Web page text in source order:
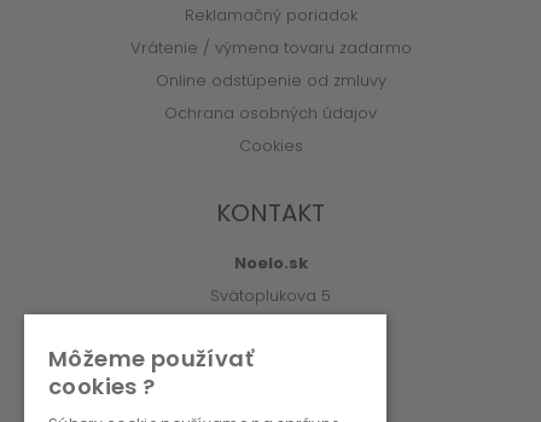
Reklamačný poriadok
Vrátenie / výmena tovaru zadarmo
Online odstúpenie od zmluvy
Ochrana osobných údajov
Cookies
KONTAKT
Noelo.sk
Svätoplukova 5
info@noelo.sk
Môžeme používať
cookies ?